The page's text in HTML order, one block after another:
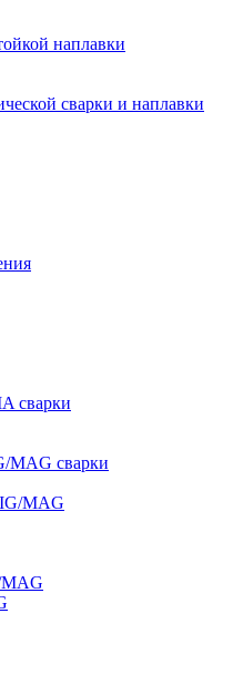
наплавки
сварки и наплавки
сварки
MAG сварки
MAG
MAG